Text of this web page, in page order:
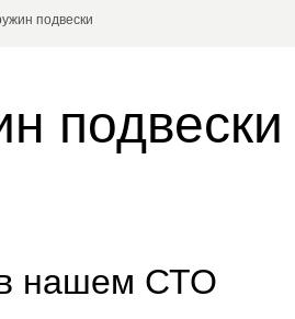
подвески
подвески
в нашем СТО